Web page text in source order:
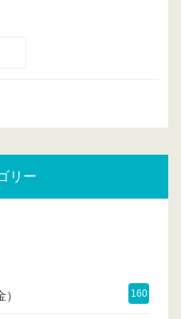
リー
160